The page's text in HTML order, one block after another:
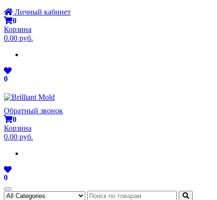
Личный кабинет
0
Корзина
0.00 руб.
0
Обратный звонок
0
Корзина
0.00 руб.
0